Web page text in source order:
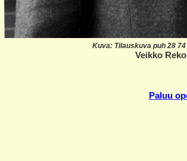
Kuva: Tilauskuva puh 28
Veikko
Paluu